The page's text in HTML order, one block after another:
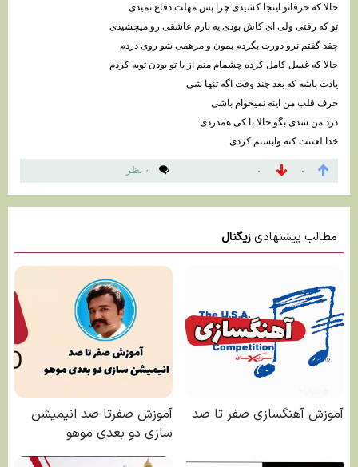
حالا که حرفاتو اینجا کشیدی چرا پس مهلت دفاع نمیدی
تو که رفتی ولی ای کاش بودی یه بارم عاشقی رو میچشیدی
چقد گفتم نرو دورت بگردم بمون و مرهمی شو روی دردم
حالا که غسل کامل کرده چشمام منم از با تو بودن توبه کردم
یادت باشه که بعد چند وقت اگه تنها شی
حرف قلب من اینه نمیخوام باشی
درد من شدی بگو حالا با کی همدردی
خدا لعنتت کنه وابستم کردی
۰ نظر